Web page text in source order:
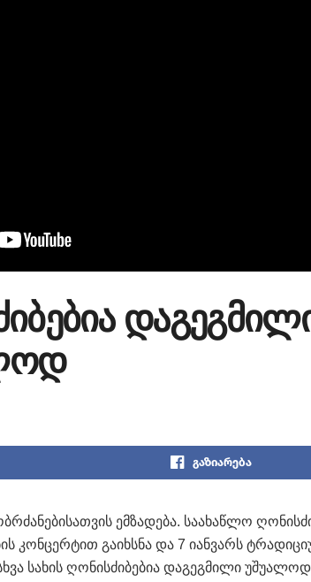
გაზიარება
ემზადება. საახაწლო
კონცერტით გაიხსნა და 7 იანვარს
სახის ღონისძიბებია დაგეგმილი